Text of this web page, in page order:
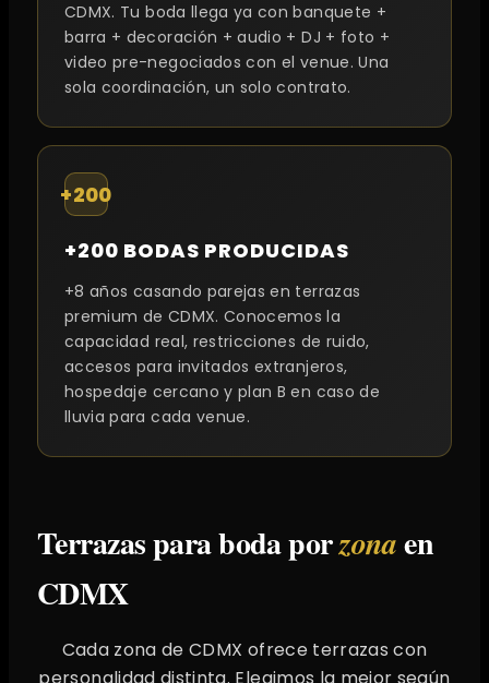
CDMX. Tu boda llega ya con banquete +
barra + decoración + audio + DJ + foto +
video pre-negociados con el venue. Una
sola coordinación, un solo contrato.
+200
+200 BODAS PRODUCIDAS
+8 años casando parejas en terrazas
premium de CDMX. Conocemos la
capacidad real, restricciones de ruido,
accesos para invitados extranjeros,
hospedaje cercano y plan B en caso de
lluvia para cada venue.
Terrazas para boda porzonaen
CDMX
Cada zona de CDMX ofrece terrazas con